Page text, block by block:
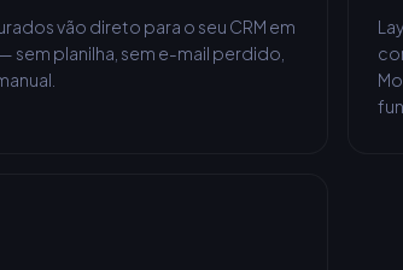
vão direto para o seu CRM em
sem planilha, sem e-mail perdido,